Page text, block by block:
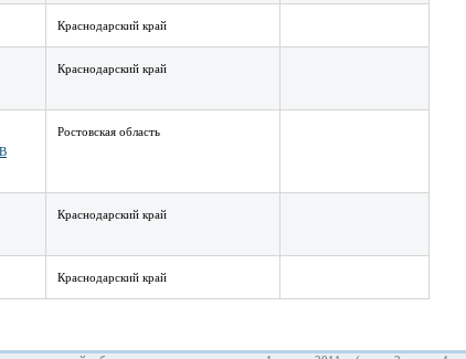
Краснодарский край
Краснодарский край
Ростовская область
Краснодарский край
Краснодарский край